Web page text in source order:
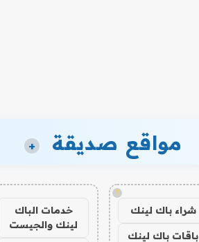
مواقع صديقة +
!
شراء باك لينك
باقات باك لينك
خدمات الباك
لينك والجيست